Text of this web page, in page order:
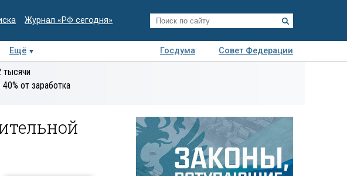
Журнал «РФ сегодня»
Ещё Госдума
Совет Федерации
экспертиза
тысячи
от заработка